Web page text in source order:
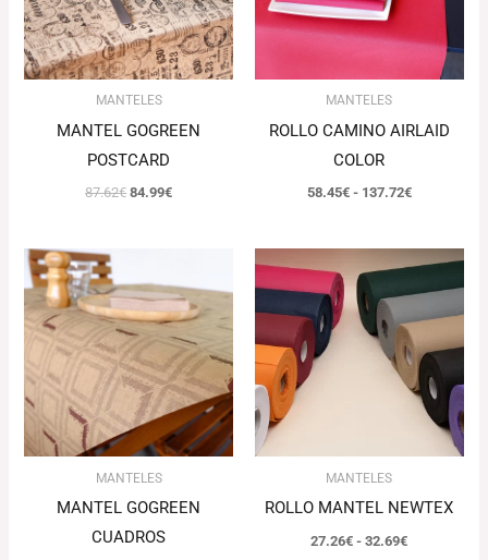
MANTELES
MANTEL GOGREEN
POSTCARD
87.62€ 84.99€
MANTELES
ROLLO CAMINO AIRLAID
COLOR
58.45€ - 137.72€
MANTELES
MANTEL GOGREEN
CUADROS
original
era:
83.64€.
actual
es:
81.13€.
MANTELES
ROLLO MANTEL NEWTEX
27.26€ - 32.69€
precios:
27.26€
hasta
32.69€